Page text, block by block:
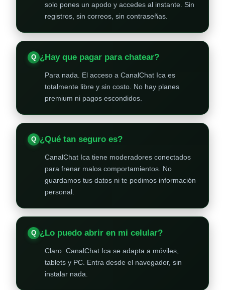
solo pones un apodo y accedes al instante. Sin
registros, sin correos, sin contraseñas.
¿Hay que pagar para chatear?
Para nada. El acceso a CanalChat Ica es
totalmente libre y sin costo. No hay planes
premium ni pagos escondidos.
¿Qué tan seguro es?
CanalChat Ica tiene moderadores conectados
para frenar malos comportamientos. No
guardamos tus datos ni te pedimos información
personal.
¿Lo puedo abrir en mi celular?
Claro. CanalChat Ica se adapta a móviles,
tablets y PC. Entra desde el navegador, sin
instalar nada.